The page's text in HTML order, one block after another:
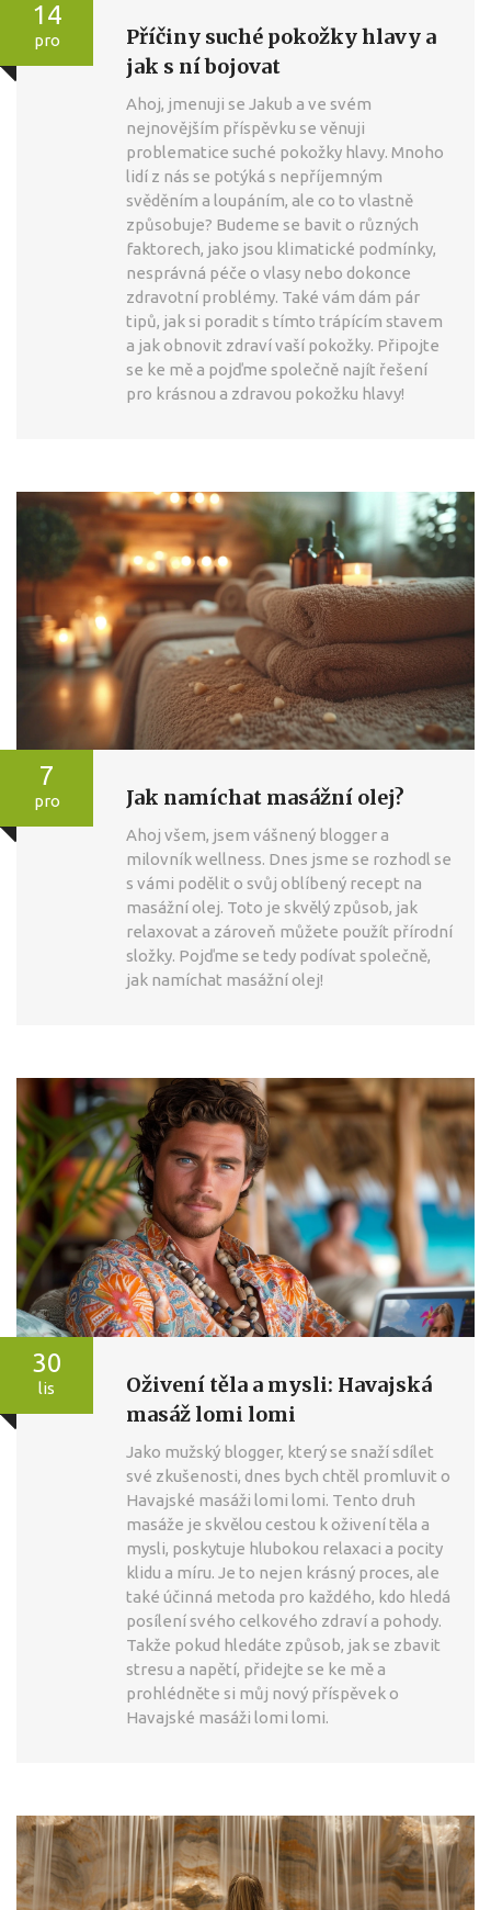
14
pro
Příčiny suché pokožky hlavy a
jak s ní bojovat
Ahoj, jmenuji se Jakub a ve svém
nejnovějším příspěvku se věnuji
problematice suché pokožky hlavy. Mnoho
lidí z nás se potýká s nepříjemným
svěděním a loupáním, ale co to vlastně
způsobuje? Budeme se bavit o různých
faktorech, jako jsou klimatické podmínky,
nesprávná péče o vlasy nebo dokonce
zdravotní problémy. Také vám dám pár
tipů, jak si poradit s tímto trápícím stavem
a jak obnovit zdraví vaší pokožky. Připojte
se ke mě a pojďme společně najít řešení
pro krásnou a zdravou pokožku hlavy!
7
pro Jak namíchat masážní olej?
Ahoj všem, jsem vášnený blogger a
milovník wellness. Dnes jsme se rozhodl se
s vámi podělit o svůj oblíbený recept na
masážní olej. Toto je skvělý způsob, jak
relaxovat a zároveň můžete použít přírodní
složky. Pojďme se tedy podívat společně,
jak namíchat masážní olej!
30
lis
Oživení těla a mysli: Havajská
masáž lomi lomi
Jako mužský blogger, který se snaží sdílet
své zkušenosti, dnes bych chtěl promluvit o
Havajské masáži lomi lomi. Tento druh
masáže je skvělou cestou k oživení těla a
mysli, poskytuje hlubokou relaxaci a pocity
klidu a míru. Je to nejen krásný proces, ale
také účinná metoda pro každého, kdo hledá
posílení svého celkového zdraví a pohody.
Takže pokud hledáte způsob, jak se zbavit
stresu a napětí, přidejte se ke mě a
prohlédněte si můj nový příspěvek o
Havajské masáži lomi lomi.